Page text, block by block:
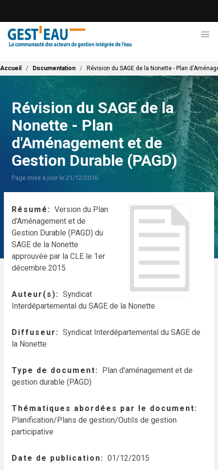
contenu
principal
Fil d'Ariane
Accueil Documentation Révision du SAGE de la Nonette - Plan
Révision du SAGE de la
Nonette - Plan
d'Aménagement et de
Gestion Durable (PAGD)
Page mise à jour le 21/12/2016
Résumé
Version du Plan
d'Aménagement et de
Gestion Durable (PAGD) du
SAGE de la Nonette
approuvée par la CLE le 1er
décembre 2015.
Auteur(s)
Syndicat
Interdépartemental du SAGE de la Nonette
Diffuseur
Syndicat Interdépartemental du SAGE de
la Nonette
Type de document
Plan d'aménagement et de
gestion durable (PAGD)
Thématiques abordées par le document
Planification/Plans de gestion/Outils de gestion
participative
Date de publication 01/12/2015